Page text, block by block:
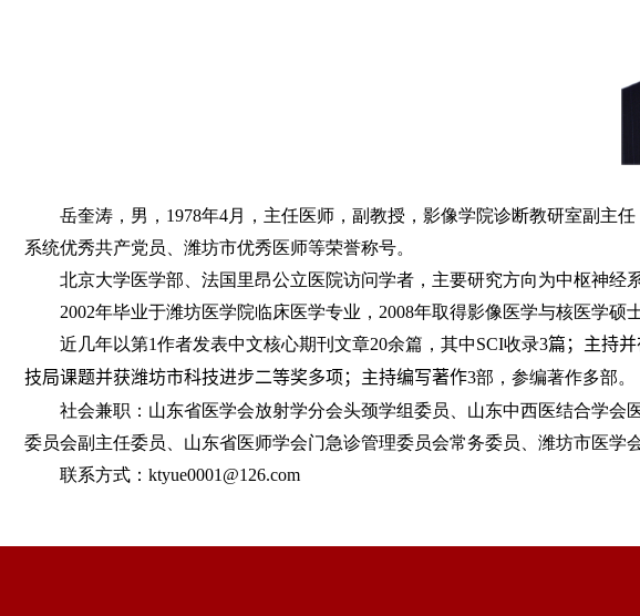
岳奎涛，男， 1978年4月，主任医师，副教授，影像学院诊断教研室副主
系统优秀共产党员、潍坊市优秀医师等荣誉称号。
北京大学医学部、法国里昂公立医院访问学者，主要研究方向为中枢神经
2002年毕业于潍坊医学院临床医学专业， 2008年取得影像医学与核医学硕
近几年以第1作者发表中文核心期刊文章20余篇，其中SCI收录3篇；主持
技局课题并获潍坊市科技进步二等奖多项；主持编写著作3部，参编著作多部。
社会兼职：山东省医学会放射学分会头颈学组委员、山东中西医结合学
委员会副主任委员、山东省医师学会门急诊管理委员会常务委员、潍坊市医学
联系方式： ktyue0001@126.com